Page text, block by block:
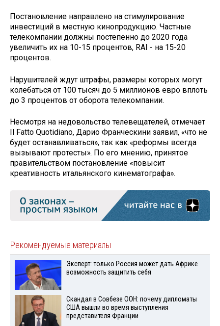
Постановление направлено на стимулирование
инвестиций в местную кинопродукцию. Частные
телекомпании должны постепенно до 2020 года
увеличить их на 10-15 процентов, RAI - на 15-20
процентов.
Нарушителей ждут штрафы, размеры которых могут
колебаться от 100 тысяч до 5 миллионов евро вплоть
до 3 процентов от оборота телекомпании.
Несмотря на недовольство телевещателей, отмечает
Il Fatto Quotidiano, Дарио Франческини заявил, «что не
будет останавливаться», так как «реформы всегда
вызывают протесты». По его мнению, принятое
правительством постановление «повысит
креативность итальянского кинематографа».
Рекомендуемые материалы
Эксперт: только Россия может дать Африке
возможность защитить себя
Скандал в Совбезе ООН: почему дипломаты
США вышли во время выступления
представителя Франции